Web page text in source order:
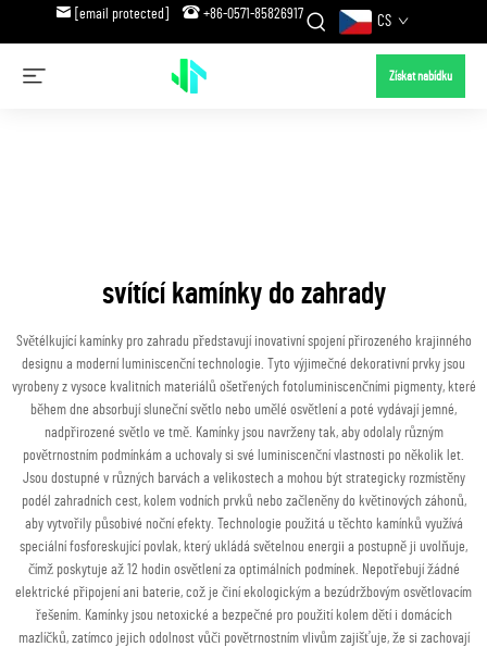
[email protected] +86-0571-85826917 CS
Získat nabídku
svítící kamínky do zahrady
Světélkující kamínky pro zahradu představují inovativní spojení přirozeného krajinného
designu a moderní luminiscenční technologie. Tyto výjimečné dekorativní prvky jsou
vyrobeny z vysoce kvalitních materiálů ošetřených fotoluminiscenčními pigmenty, které
během dne absorbují sluneční světlo nebo umělé osvětlení a poté vydávají jemné,
nadpřirozené světlo ve tmě. Kamínky jsou navrženy tak, aby odolaly různým
povětrnostním podmínkám a uchovaly si své luminiscenční vlastnosti po několik let.
Jsou dostupné v různých barvách a velikostech a mohou být strategicky rozmístěny
podél zahradních cest, kolem vodních prvků nebo začleněny do květinových záhonů,
aby vytvořily působivé noční efekty. Technologie použitá u těchto kamínků využívá
speciální fosforeskující povlak, který ukládá světelnou energii a postupně ji uvolňuje,
čímž poskytuje až 12 hodin osvětlení za optimálních podmínek. Nepotřebují žádné
elektrické připojení ani baterie, což je činí ekologickým a bezúdržbovým osvětlovacím
řešením. Kamínky jsou netoxické a bezpečné pro použití kolem dětí i domácích
mazlíčků, zatímco jejich odolnost vůči povětrnostním vlivům zajišťuje, že si zachovají